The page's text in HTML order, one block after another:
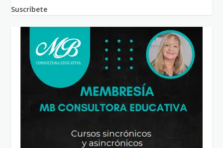
Suscríbete